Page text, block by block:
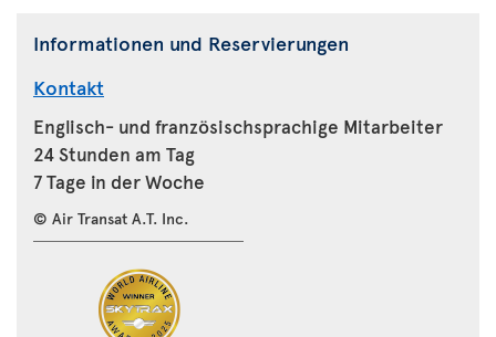
Informationen und Reservierungen
Kontakt
Englisch- und französischsprachige Mitarbeiter
24 Stunden am Tag
7 Tage in der Woche
© Air Transat A.T. Inc.